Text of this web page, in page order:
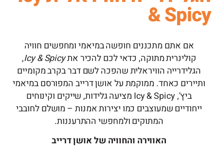
& Spicy
אם אתם מתכננים חופשה במיאמי ומחפשים חוויה
קולינרית מתוקה, כדאי לכם להכיר אתIcy & Spicy
,
הגלידרייה הוויראלית שהפכה לשם דבר בקרב מקומיים
ותיירים כאחד. ממוקמת על אושן דרייב המפורסם במיאמי
ביץ', Icy & Spicy מציעה גלידות, שייקים וקינוחים
ייחודיים שמעוצבים כמו יצירות אמנות – מושלם לחובבי
המתוקים ולמחפשי ההתרעננות.
האווירה והחוויה של אושן דרייב